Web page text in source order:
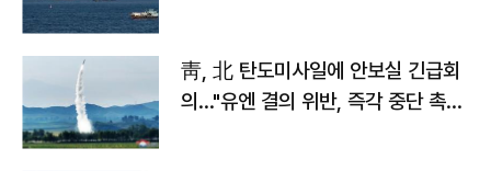
靑, 北 탄도미사일에 안보실 긴급회
의…"유엔 결의 위반, 즉각 중단 촉